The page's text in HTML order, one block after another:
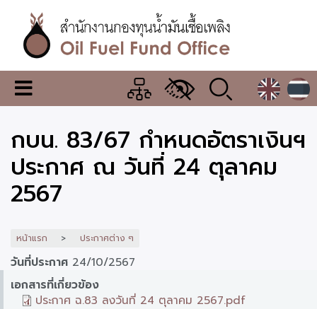
เนื้อหา
หลักสำนักงาน
กองทุน
น้ำมัน
เชื้อ
เพลิง
เมนู
เปลี่ยน
แสดง
ผล
กบน. 83/67 กำหนดอัตราเงินฯ
ประกาศ ณ วันที่ 24 ตุลาคม
2567
หน้าแรก ประกาศต่าง ๆ
วันที่ประกาศ 24/10/2567
เอกสารที่เกี่ยวข้อง
ประกาศ ฉ.83 ลงวันที่ 24 ตุลาคม 2567.pdf